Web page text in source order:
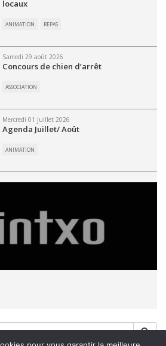
locaux
ANIMATION REPAS
Samedi 29 août 2026
Concours de chien d’arrêt
ASSOCIATION
Mercredi 01 juillet 2026
Agenda Juillet/ Août
ANIMATION